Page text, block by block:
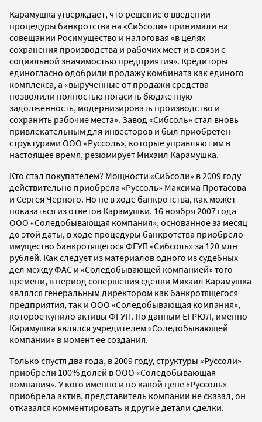
Карамушка утверждает, что решение о введении
процедуры банкротства на «Сибсоли» принимали на
совещании Росимущество и налоговая «в целях
сохранения производства и рабочих мест и в связи с
социальной значимостью предприятия». Кредиторы
единогласно одобрили продажу комбината как единого
комплекса, а «вырученные от продажи средства
позволили полностью погасить бюджетную
задолженность, модернизировать производство и
сохранить рабочие места». Завод «Сибсоль» стал вновь
привлекательным для инвесторов и был приобретен
структурами ООО «Руссоль», которые управляют им в
настоящее время, резюмирует Михаил Карамушка.
Кто стал покупателем? Мощности «Сибсоли» в 2009 году
действительно приобрела «Руссоль» Максима Протасова
и Сергея Черного. Но не в ходе банкротства, как может
показаться из ответов Карамушки. 16 ноября 2007 года
ООО «Соледобывающая компания», основанное за месяц
до этой даты, в ходе процедуры банкротства приобрело
имущество банкротящегося ФГУП «Сибсоль» за 120 млн
рублей. Как следует из материалов одного из судебных
дел между ФАС и «Соледобывающей компанией» того
времени, в период совершения сделки Михаил Карамушка
являлся генеральным директором как банкротящегося
предприятия, так и ООО «Соледобывающая компания»,
которое купило активы ФГУП. По данным ЕГРЮЛ, именно
Карамушка являлся учредителем «Соледобывающей
компании» в момент ее создания.
Только спустя два года, в 2009 году, структуры «Руссоли»
приобрели 100% долей в ООО «Соледобывающая
компания». У кого именно и по какой цене «Руссоль»
приобрела актив, представитель компании не сказал, он
отказался комментировать и другие детали сделки.